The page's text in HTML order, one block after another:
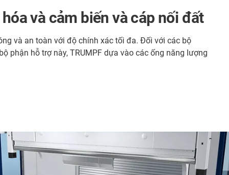
và cảm biến và cáp nối đất
và an toàn với độ chính xác tối đa. Đối với các bộ
phận hỗ trợ này, TRUMPF dựa vào các ống năng lượng